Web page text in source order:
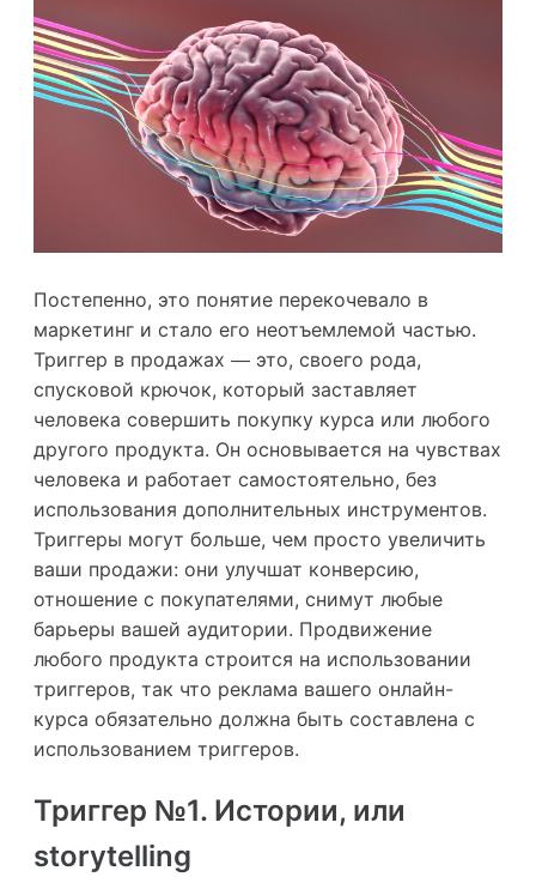
Постепенно, это понятие перекочевало в
маркетинг и стало его неотъемлемой частью.
Триггер в продажах — это, своего рода,
спусковой крючок, который заставляет
человека совершить покупку курса или любого
другого продукта. Он основывается на чувствах
человека и работает самостоятельно, без
использования дополнительных инструментов.
Триггеры могут больше, чем просто увеличить
ваши продажи: они улучшат конверсию,
отношение с покупателями, снимут любые
барьеры вашей аудитории. Продвижение
любого продукта строится на использовании
триггеров, так что реклама вашего онлайн-
курса обязательно должна быть составлена с
использованием триггеров.
Триггер №1. Истории, или
storytelling